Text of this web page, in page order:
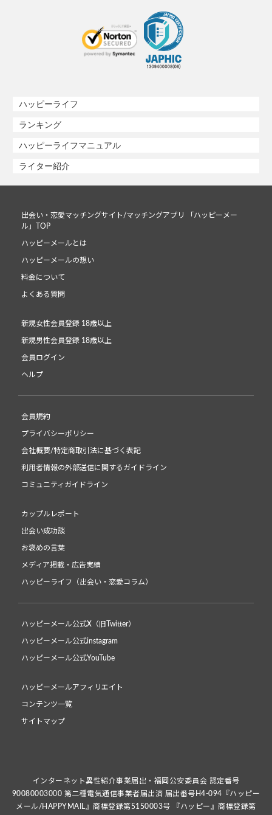
ハッピーライフ
ランキング
ハッピーライフマニュアル
ライター紹介
出会い・恋愛マッチングサイト/マッチングアプリ 「ハッピーメー
ル」TOP
ハッピーメールとは
ハッピーメールの想い
料金について
よくある質問
新規女性会員登録 18歳以上
新規男性会員登録 18歳以上
会員ログイン
ヘルプ
会員規約
プライバシーポリシー
会社概要/特定商取引法に基づく表記
利用者情報の外部送信に関するガイドライン
コミュニティガイドライン
カップルレポート
出会い成功談
お褒めの言葉
メディア掲載・広告実績
ハッピーライフ（出会い・恋愛コラム）
ハッピーメール公式X（旧Twitter）
ハッピーメール公式instagram
ハッピーメール公式YouTube
ハッピーメールアフィリエイト
コンテンツ一覧
サイトマップ
インターネット異性紹介事業届出・福岡公安委員会 認定番号
90080003000 第二種電気通信事業者届出済 届出番号H4-094『ハッピー
メール/HAPPYMAIL』商標登録第5150003号 『ハッピー』商標登録第